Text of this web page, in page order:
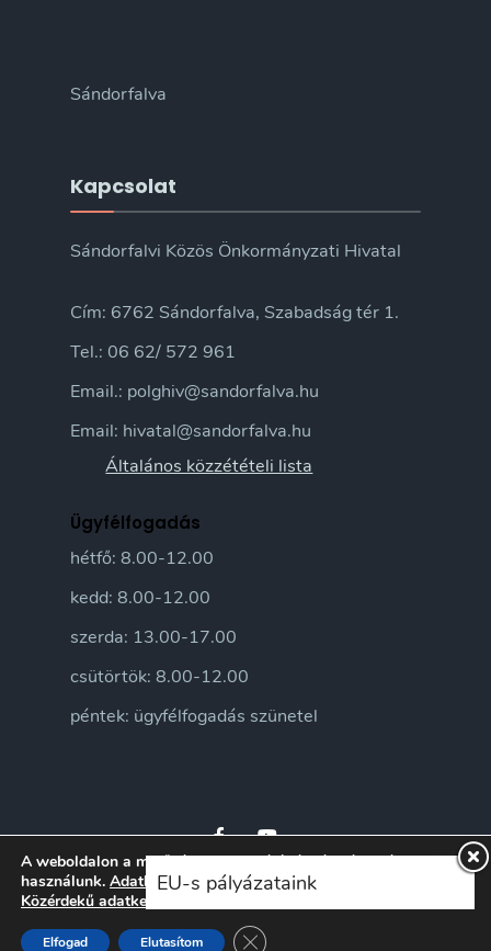
Sándorfalva
Kapcsolat
Sándorfalvi Közös Önkormányzati Hivatal
Cím: 6762 Sándorfalva, Szabadság tér 1.
Tel.: 06 62/ 572 961
Email.: polghiv@sandorfalva.hu
Email: hivatal@sandorfalva.hu
Általános közzétételi lista
Ügyfélfogadás
hétfő: 8.00-12.00
kedd: 8.00-12.00
szerda: 13.00-17.00
csütörtök: 8.00-12.00
péntek: ügyfélfogadás szünetel
© 2026 Sándorfalva Város honlapja • Sándorfalvi Közös Önkormányzati
Hivatal 2016 | Minden jog fenntartva
EU-s pályázataink
A weboldalon a minőségi felhasználói élmény érdekében sütiket
használunk. Adatkezelési tájékoztatónkatitt ismerheti meg.
Közérdekű adatkezelési szabályzatunkat
Elfogad Elutasítom Close GDPR Cookie Banner